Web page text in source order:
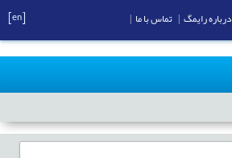
درباره رایمگ تماس با ما